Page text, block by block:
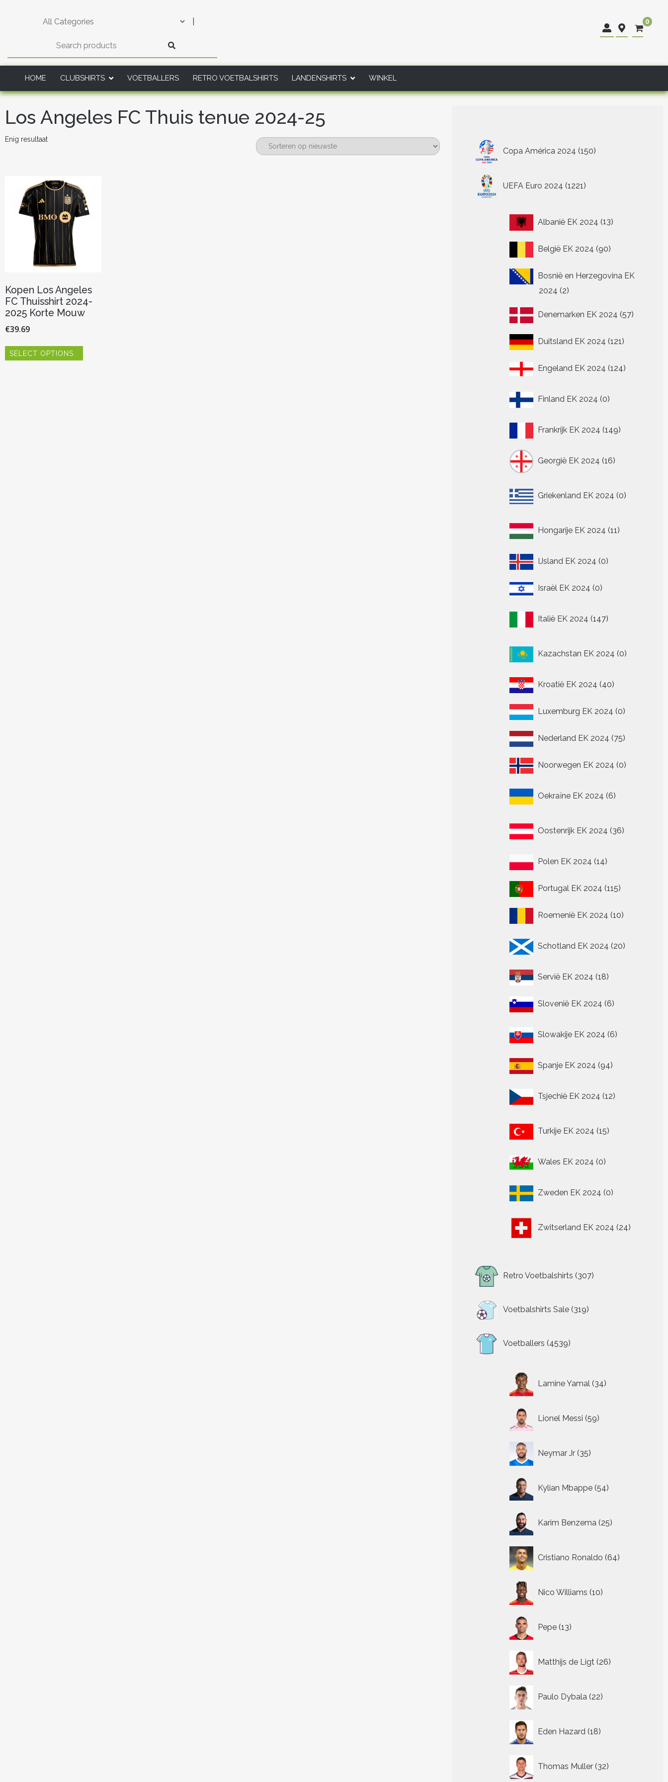
0
HOME CLUBSHIRTS VOETBALLERS RETRO VOETBALSHIRTS LANDENSHIRTS WINKEL
Los Angeles FC Thuis tenue 2024-25
Enig resultaat
Kopen Los Angeles
FC Thuisshirt 2024-
2025 Korte Mouw
€39.69
SELECT OPTIONS
Copa América 2024 150
producten
UEFA Euro 2024 1221
producten
Albanië EK 2024 1313
België EK 2024 9090
Bosnië en Herzegovina EK
2024 22
Denemarken EK 2024 5757
Duitsland EK 2024 121 121
Engeland EK 2024 124124
Finland EK 2024 0
producten
Frankrijk EK 2024 149149
Georgië EK 2024 16
producten
Griekenland EK 2024 0
producten
Hongarije EK 2024 11
producten
IJsland EK 2024 00
Israël EK 2024 00
Italië EK 2024 147
producten
Kazachstan EK 2024 0
producten
Kroatië EK 2024 4040
Luxemburg EK 2024 00
Nederland EK 2024 7575
Noorwegen EK 2024 00
Oekraïne EK 2024 6
producten
Oostenrijk EK 2024 36
producten
Polen EK 2024 1414
Portugal EK 2024 115115
Roemenië EK 2024 1010
Schotland EK 2024 20
producten
Servië EK 2024 1818
Slovenië EK 2024 66
Slowakije EK 2024 6
producten
Spanje EK 2024 9494
Tsjechië EK 2024 12
producten
Turkije EK 2024 15
producten
Wales EK 2024 00
Zweden EK 2024 0
producten
Zwitserland EK 2024 24
producten
Retro Voetbalshirts 307
producten
Voetbalshirts Sale 319
319
producten
Voetballers 4539
producten
Lamine Yamal 34
producten
Lionel Messi 59
producten
Neymar Jr 35
producten
Kylian Mbappe 54
producten
Karim Benzema 25
producten
Cristiano Ronaldo 64
producten
Nico Williams 10
producten
Pepe 13
producten
Matthijs de Ligt 26
producten
Paulo Dybala 22
producten
Eden Hazard 18
producten
Thomas Muller 32
producten